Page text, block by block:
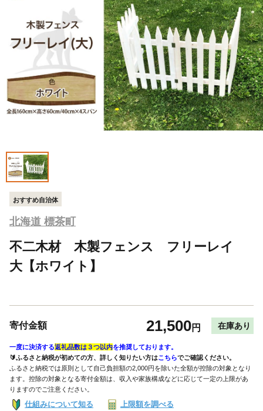
おすすめ自治体
北海道 標茶町
不二木材 木製フェンス フリーレイ
大【ホワイト】
寄付金額 21,500円 在庫あり
一度に決済する返礼品数は３つ以内を推奨しております。
🔰ふるさと納税が初めての方、詳しく知りたい方はこちらでご確認ください。
ふるさと納税では原則として自己負担額の2,000円を除いた全額が控除の対象となり
ます。控除の対象となる寄付金額は、収入や家族構成などに応じて一定の上限があ
りますのでご注意ください。
仕組みについて知る 上限額を調べる